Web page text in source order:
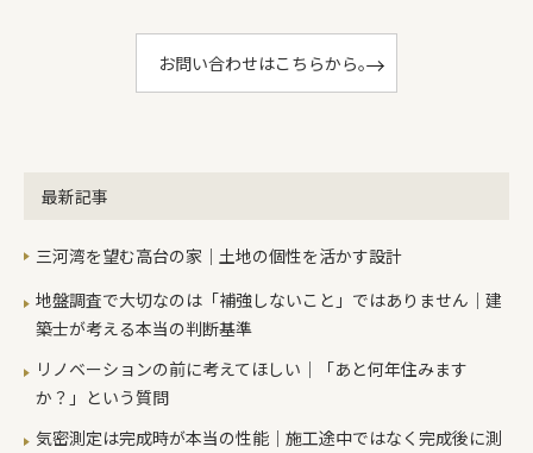
お問い合わせはこちらから。
最新記事
三河湾を望む高台の家｜土地の個性を活かす設計
地盤調査で大切なのは「補強しないこと」ではありません｜建
築士が考える本当の判断基準
リノベーションの前に考えてほしい｜「あと何年住みます
か？」という質問
気密測定は完成時が本当の性能｜施工途中ではなく完成後に測